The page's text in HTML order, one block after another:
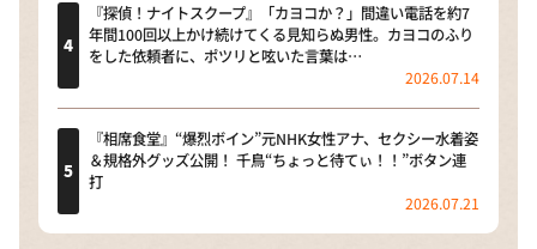
『探偵！ナイトスクープ』「カヨコか？」間違い電話を約7
年間100回以上かけ続けてくる見知らぬ男性。カヨコのふり
をした依頼者に、ポツリと呟いた言葉は…
2026.07.14
『相席食堂』“爆烈ボイン”元NHK女性アナ、セクシー水着姿
＆規格外グッズ公開！ 千鳥“ちょっと待てぃ！！”ボタン連
打
2026.07.21